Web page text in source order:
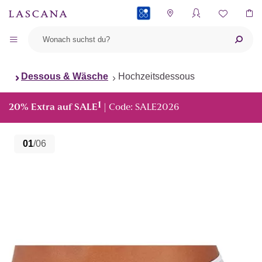
Dessous & Wäsche Hochzeitsdessous
20% Extra auf SALE1 | Code: SALE2026
01/06